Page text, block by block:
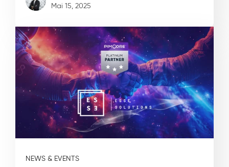
Mai 15, 2025
NEWS & EVENTS